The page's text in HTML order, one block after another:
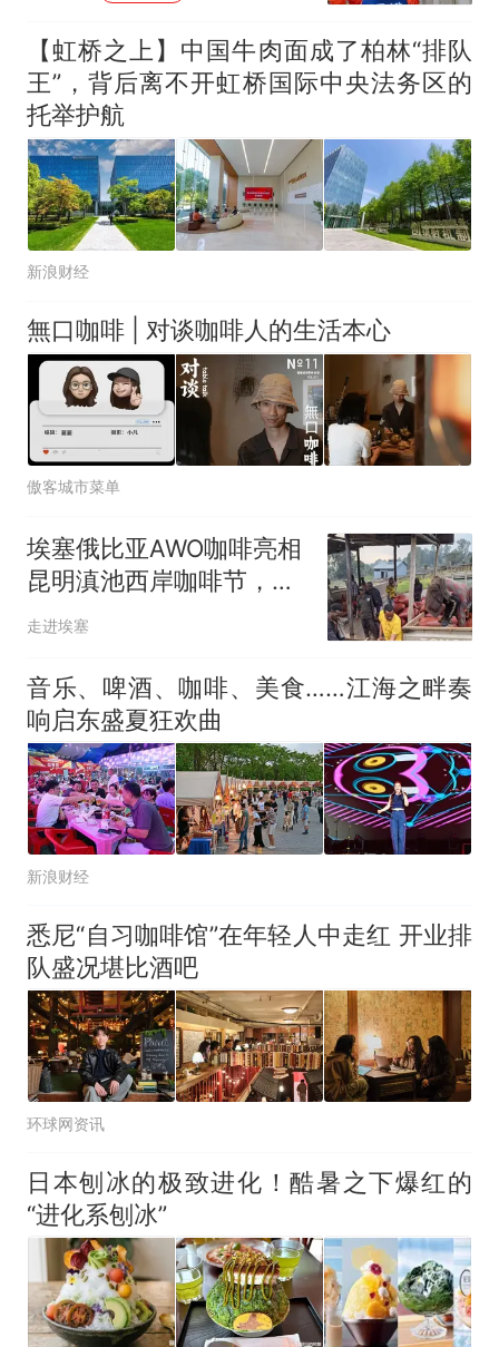
【虹桥之上】中国牛肉面成了柏林“排队
王”，背后离不开虹桥国际中央法务区的
托举护航
新浪财经
無口咖啡 | 对谈咖啡人的生活本心
傲客城市菜单
埃塞俄比亚AWO咖啡亮相
昆明滇池西岸咖啡节，手
冲风味圈粉无数
走进埃塞
音乐、啤酒、咖啡、美食……江海之畔奏
响启东盛夏狂欢曲
新浪财经
悉尼“自习咖啡馆”在年轻人中走红 开业排
队盛况堪比酒吧
环球网资讯
日本刨冰的极致进化！酷暑之下爆红的
“进化系刨冰”